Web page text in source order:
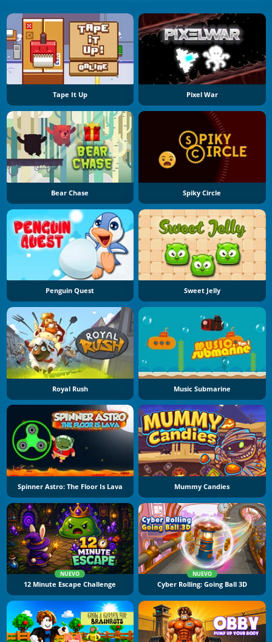
Tape It Up Pixel War
Bear Chase Spiky Circle
Penguin Quest Sweet Jelly
Royal Rush Music Submarine
Spinner Astro: The Floor Is Lava Mummy Candies
NUEVO
12 Minute Escape Challenge
NUEVO
Cyber Rolling: Going Ball 3D